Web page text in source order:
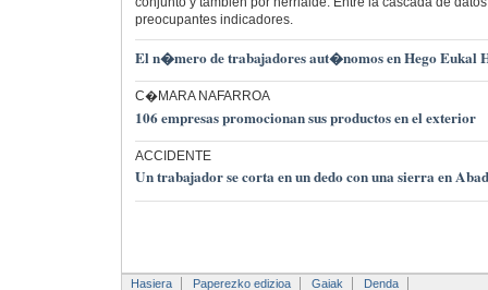
preocupantes indicadores.
El n�mero de trabajadores aut�nomos en Hego Eukal
C�MARA NAFARROA
106 empresas promocionan sus productos en el exterior
ACCIDENTE
Un trabajador se corta en un dedo con una sierra en
Hasiera Paperezko edizioa Gaiak
Denda